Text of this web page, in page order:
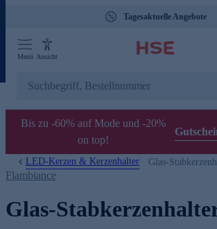
Tagesaktuelle Angebote
Menü Ansicht
Bis zu -60% auf Mode und -20%
on top!
LED-Kerzen & Kerzenhalter Glas-
Flambiance
Glas-